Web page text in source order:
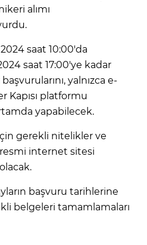
alımı
saat 10:00'da
saat 17:00'ye kadar
yalnızca e-
Kapısı platformu
yapabilecek.
gerekli nitelikler ve
resmi internet sitesi
başvuru tarihlerine
belgeleri tamamlamaları